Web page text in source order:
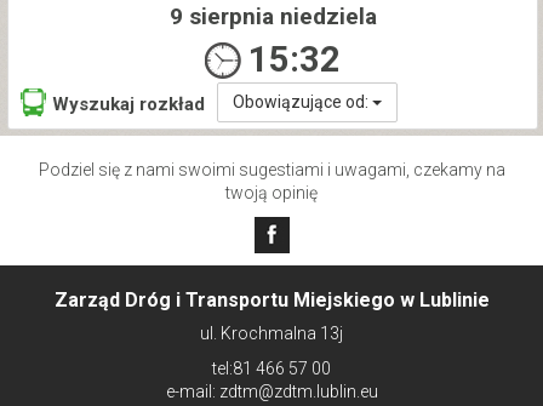
9 sierpnia niedziela
15:32
Wyszukaj rozkład Obowiązujące od:
Podziel się z nami swoimi sugestiami i uwagami, czekamy na
twoją opinię
Zarząd Dróg i Transportu Miejskiego w Lublinie
ul. Krochmalna 13j
tel:81 466 57 00
e-mail: zdtm@zdtm.lublin.eu